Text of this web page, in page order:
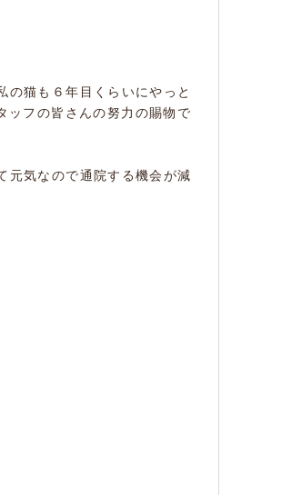
の猫も６年目くらいにやっと
フの皆さんの努力の賜物で
元気なので通院する機会が減